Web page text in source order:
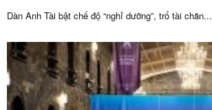
Dàn Anh Tài bật chế độ “nghỉ dưỡng”, trổ tài chăn...